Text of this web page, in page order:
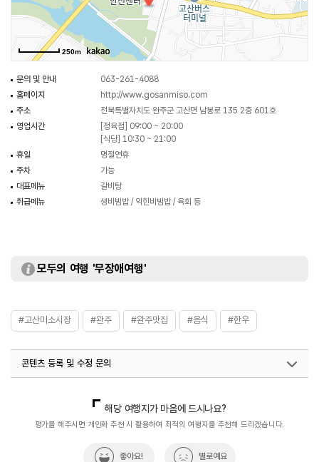
250m
문의 및 안내
063-261-4088
홈페이지
http://www.gosanmiso.com
주소
전북특별자치도 완주군 고산면 남봉로 135 2층 601호
영업시간
[정육점] 09:00 ~ 20:00
[식당] 10:30 ~ 21:00
휴일
명절연휴
주차
가능
대표메뉴
갈비탕
취급메뉴
생비빔밥 / 익힌비빔밥 / 육회 등
모두의 여행 '무장애여행'
#고산미소시장 #완주 #완주맛집 #음식 #한우
콘텐츠 등록 및 수정 문의
해당 여행지가 마음에 드시나요?
평가를 해주시면 개인화 추천 시 활용하여 최적의 여행지를 추천해 드리겠습니다.
좋아요! 별로예요